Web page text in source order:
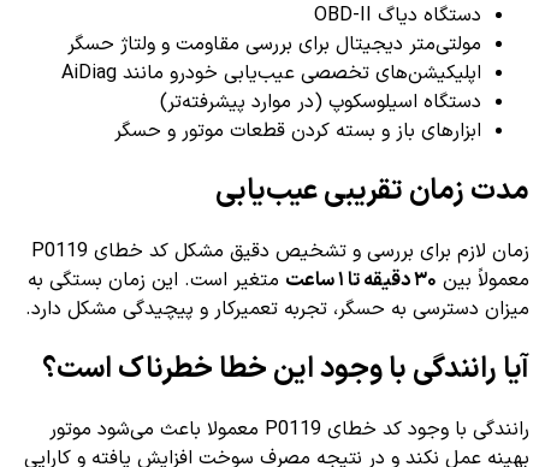
دستگاه دیاگ OBD-II
مولتی‌متر دیجیتال برای بررسی مقاومت و ولتاژ حسگر
اپلیکیشن‌های تخصصی عیب‌یابی خودرو مانند AiDiag
دستگاه اسیلوسکوپ (در موارد پیشرفته‌تر)
ابزارهای باز و بسته کردن قطعات موتور و حسگر
مدت زمان تقریبی عیب‌یابی
زمان لازم برای بررسی و تشخیص دقیق مشکل کد خطای P0119
معمولاً بین ۳۰ دقیقه تا ۱ ساعت
متغیر است. این زمان بستگی به
میزان دسترسی به حسگر، تجربه تعمیرکار و پیچیدگی مشکل دارد.
آیا رانندگی با وجود این خطا خطرناک است؟
رانندگی با وجود کد خطای P0119 معمولا باعث می‌شود موتور
بهینه عمل نکند و در نتیجه مصرف سوخت افزایش یافته و کارایی